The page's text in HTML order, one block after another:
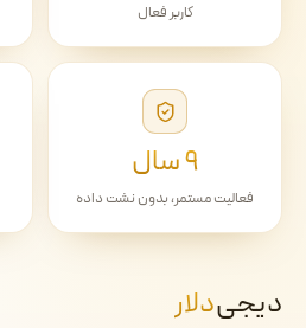
کاربر فعال
۹ سال
فعالیت مستمر، بدون نشت داده
دیجی‌دلار